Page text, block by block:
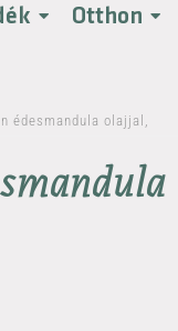
Otthon
édesmandula olajjal,